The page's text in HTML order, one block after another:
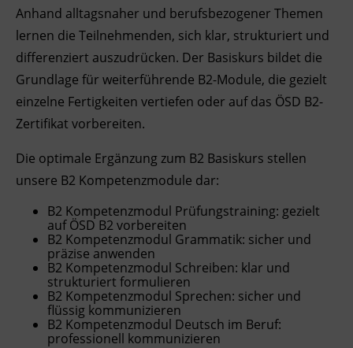
Ingenieurzertifizierung
Deutsch und Integration
Digitales Lernen
BFI Reutte
Anhand alltagsnaher und berufsbezogener Themen
lernen die Teilnehmenden, sich klar, strukturiert und
differenziert auszudrücken. Der Basiskurs bildet die
Grundlage für weiterführende B2-Module, die gezielt
einzelne Fertigkeiten vertiefen oder auf das ÖSD B2-
Zertifikat vorbereiten.
Die optimale Ergänzung zum B2 Basiskurs stellen
unsere B2 Kompetenzmodule dar:
B2 Kompetenzmodul Prüfungstraining: gezielt
auf ÖSD B2 vorbereiten
B2 Kompetenzmodul Grammatik: sicher und
präzise anwenden
B2 Kompetenzmodul Schreiben: klar und
strukturiert formulieren
B2 Kompetenzmodul Sprechen: sicher und
flüssig kommunizieren
B2 Kompetenzmodul Deutsch im Beruf:
professionell kommunizieren